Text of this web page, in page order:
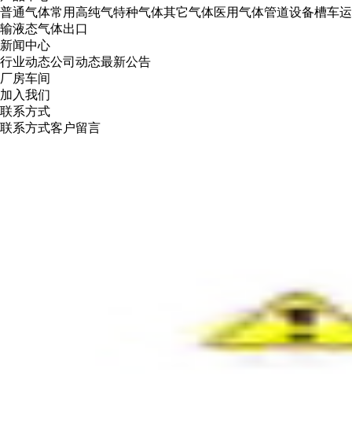
普通气体常用高纯气特种气体其它气体医用气体管道设备槽车运
输液态气体出口
新闻中心
行业动态公司动态最新公告
厂房车间
加入我们
联系方式
联系方式客户留言